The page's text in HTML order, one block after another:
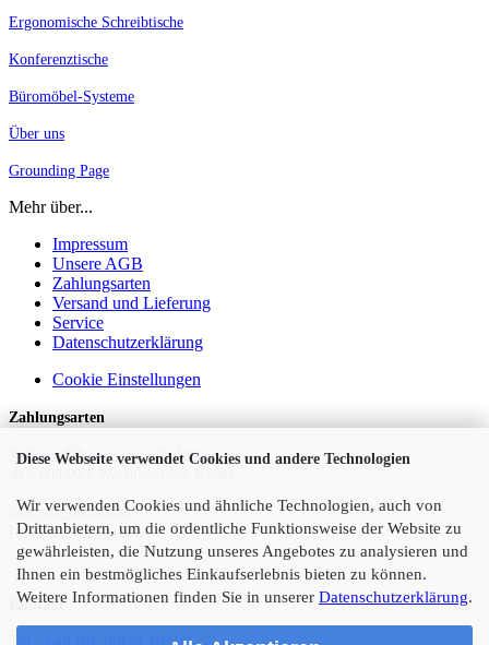
Diese Webseite verwendet Cookies und andere Technologien
Wir verwenden Cookies und ähnliche Technologien, auch von
Drittanbietern, um die ordentliche Funktionsweise der Website zu
gewährleisten, die Nutzung unseres Angebotes zu analysieren und
Ihnen ein bestmögliches Einkaufserlebnis bieten zu können.
Weitere Informationen finden Sie in unserer Datenschutzerklärung.
Ergonomische Schreibtische
Konferenztische
Büromöbel-Systeme
Über uns
Grounding Page
Mehr über...
Impressum
Unsere AGB
Zahlungsarten
Versand und Lieferung
Service
Datenschutzerklärung
Cookie Einstellungen
Zahlungsarten
Vorkasse/Überweisung 3% Rabatt
Kauf auf Rechnung
Leasing/Finanzierung
Kontakt
+49 (0) 38874 18460